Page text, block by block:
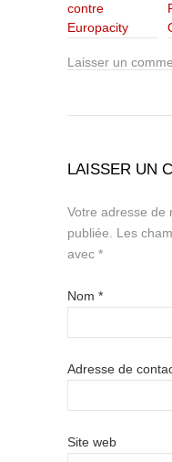
contre
Europacity
Laisser un
LAISSER UN
Votre adresse de
publiée. Les
avec *
Nom *
Adresse de
Site web